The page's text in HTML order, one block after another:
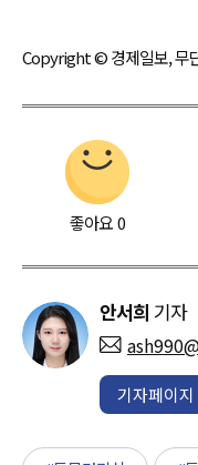
Copyright © 경제일보, 무
좋아요0
안서희 기자
기자페이지